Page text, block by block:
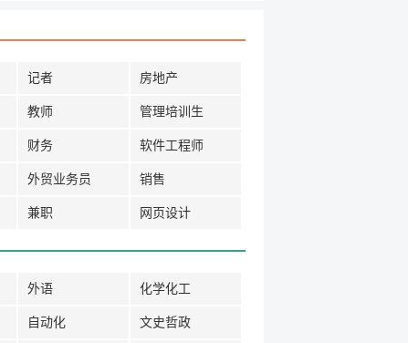
记者 房地产
教师 管理培训生
财务 软件工程师
外贸业务员 销售
兼职 网页设计
外语 化学化工
自动化 文史哲政